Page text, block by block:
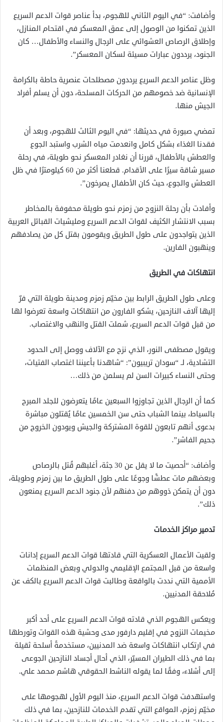
وأضافت: “في اليوم الثاني للهجوم، بدأ عناصر قوات الدعم السريع
الذين تمكنوا من الوصول إلى عمق المعسكر في اقتحام المنازل،
وإطلاق الرصاص العشوائي على الرجال والنساء والأطفال… كان
الجنود، يرددون عبارات مسيئة لسكان المعسكر”.
وظل عناصر الدعم السريع يرددون مصطلحات عنصرية حاطة بالكرامة
الإنسانية ضد خصومهم من الحركات المسلحة، دون أن يسلم أفراد
الجيش منها.
تمضي صبورة في حديثها: “في اليوم الثالث للهجوم، وبعد أن
فقدنا الغذاء بشكل كامل وانعدمت مياه الشرب واستبد الجوع
والعطش بالأطفال، قررنا أن نغادر المعسكر نحو طويلة، في رحلة
مسير شاقة سيرًا على الأقدام. قطعنا أكثر من 60 كيلومترًا في ظل
العطش والجوع، حيث كان الأطفال يصرخون”.
وأفادت بأن رحلة النزوح من زمزم نحو طويلة محفوفة بالمخاطر
بسبب الانتشار الكثيف لقوات الدعم السريع ومليشيات القبائل العربية
الذين يتواجدون على طول الطريق ويقومون بقتل كل من يصادفهم
وينهبون الفارين.
انتهاكات في الطريق
وعلى طول الطريق الرابط بين مخيّم زمزم ومدينة طويلة التي فرّ
إليها آلاف النازحين، يشكو الفارون من انتهاكات واسعة تعرضوا لها
من قبل قوات الدعم السريع، شملت القتل والنهب والاغتصاب.
ويقول مصطفى النور، الذي نزح مع الآلاف ووصل إلى الحدود
التشادية، لـ “سودان تريبيون”: “شاهدنا بأعيننا اغتصاب الفتيات،
وحتى النساء كبيرات السن لم يسلمن من ذلك…
كما أن الرجال الذين تجاوزوا السبعين عامًا يتعرضون للجلد المبرح
بالسياط، بينما الشباب حتى سن الخمسين عامًا يُقتلون مباشرة
بدعوى أنهم تابعون للقوة المشتركة والجيش ويودون الخروج من
جحيم الفاشر”.
وأضاف: “أحصيت ما لا يقل عن 30 جثة، أغلبهم قُتل بالرصاص
وبعضهم مات عطشًا وجوعًا على طول الطريق ما بين زمزم وطويلة،
دون أن يتمكن ذووهم من دفنهم لأن جنود الدعم السريع يمنعون
ذلك”.
تدمير مراكز الخدمات
ولقيت الأعمال العسكرية التي قادتها قوات الدعم السريع إدانات
واسعة من قبل المجتمع الإقليمي والدولي وبعض المنظمات
الأممية التي نددت بالواقعة وطالبت قوات الدعم السريع بالكف عن
مُلاحقة المدنيين.
ويعكس الهجوم الذي قادته قوات الدعم السريع على أحد أكبر
مخيمات النزوح في إقليم دارفور مدى وحشية هذه القوات وتورطها
في ارتكاب انتهاكات واسعة ضد المدنيين، مستخدمةً أسلحة ثقيلة
بما في ذلك الطيران المسيّر، الذي أحال أجساد النازحين الجوعى
إلى أشلاء، وفقًا لما يقوله الناشط الحقوقي هاشم محمد علي.
واستهدفت قوات الدعم السريع، منذ اليوم الأول لهجومها على
مخيّم زمزم، المواقع التي تقدم الخدمات للنازحين، بما في ذلك